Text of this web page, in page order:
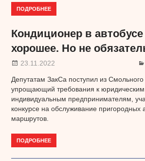
ПОДРОБНЕЕ
Кондиционер в
хорошее. Но не
23.11.2022
Депутатам ЗакСа поступил из Смольного
упрощающий требования к
индивидуальным предпринимателям,
конкурсе на обслуживание пригородных
маршрутов.
ПОДРОБНЕЕ